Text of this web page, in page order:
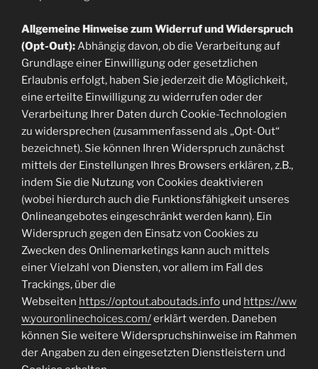
Allgemeine Hinweise zum Widerruf und Widerspruch
(Opt-Out): Abhängig davon, ob die Verarbeitung auf
Grundlage einer Einwilligung oder gesetzlichen
Erlaubnis erfolgt, haben Sie jederzeit die Möglichkeit,
eine erteilte Einwilligung zu widerrufen oder der
Verarbeitung Ihrer Daten durch Cookie-Technologien
zu widersprechen (zusammenfassend als „Opt-Out“
bezeichnet). Sie können Ihren Widerspruch zunächst
mittels der Einstellungen Ihres Browsers erklären, z.B.,
indem Sie die Nutzung von Cookies deaktivieren
(wobei hierdurch auch die Funktionsfähigkeit unseres
Onlineangebotes eingeschränkt werden kann). Ein
Widerspruch gegen den Einsatz von Cookies zu
Zwecken des Onlinemarketings kann auch mittels
einer Vielzahl von Diensten, vor allem im Fall des
Trackings, über die
Webseiten https://optout.aboutads.info und https://ww
w.youronlinechoices.com/erklärt werden. Daneben
können Sie weitere Widerspruchshinweise im Rahmen
der Angaben zu den eingesetzten Dienstleistern und